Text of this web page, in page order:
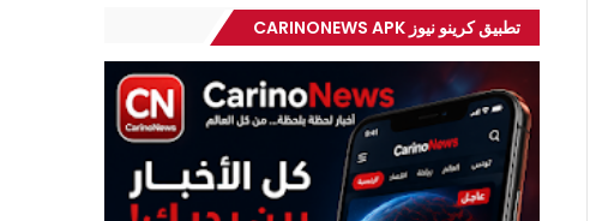
تطبيق كرينو نيوز CARINONEWS APK